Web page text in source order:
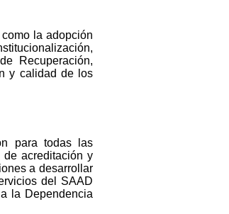
la adopción
Recuperación,
y calidad de los
para todas las
acreditación y
a desarrollar
del SAAD
la Dependencia